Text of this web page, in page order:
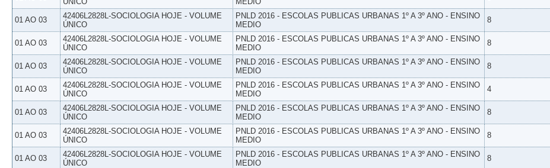
01 AO 03
42406L2828L-SOCIOLOGIA HOJE - VOLUME
ÚNICO
PNLD 2016 - ESCOLAS PUBLICAS URBANAS 1º A 3º ANO - ENSINO
MEDIO
8
01 AO 03
42406L2828L-SOCIOLOGIA HOJE - VOLUME
ÚNICO
PNLD 2016 - ESCOLAS PUBLICAS URBANAS 1º A 3º ANO - ENSINO
MEDIO
8
01 AO 03
42406L2828L-SOCIOLOGIA HOJE - VOLUME
ÚNICO
PNLD 2016 - ESCOLAS PUBLICAS URBANAS 1º A 3º ANO - ENSINO
MEDIO
8
01 AO 03
42406L2828L-SOCIOLOGIA HOJE - VOLUME
ÚNICO
PNLD 2016 - ESCOLAS PUBLICAS URBANAS 1º A 3º ANO - ENSINO
MEDIO
4
01 AO 03
42406L2828L-SOCIOLOGIA HOJE - VOLUME
ÚNICO
PNLD 2016 - ESCOLAS PUBLICAS URBANAS 1º A 3º ANO - ENSINO
MEDIO
8
01 AO 03
42406L2828L-SOCIOLOGIA HOJE - VOLUME
ÚNICO
PNLD 2016 - ESCOLAS PUBLICAS URBANAS 1º A 3º ANO - ENSINO
MEDIO
8
01 AO 03
42406L2828L-SOCIOLOGIA HOJE - VOLUME
ÚNICO
PNLD 2016 - ESCOLAS PUBLICAS URBANAS 1º A 3º ANO - ENSINO
MEDIO
8